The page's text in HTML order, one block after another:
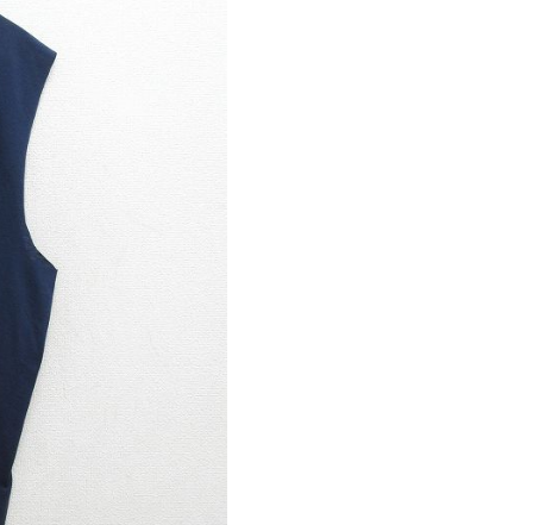
サ行
ラ行
テムから探す
スウェット
半袖シャツ